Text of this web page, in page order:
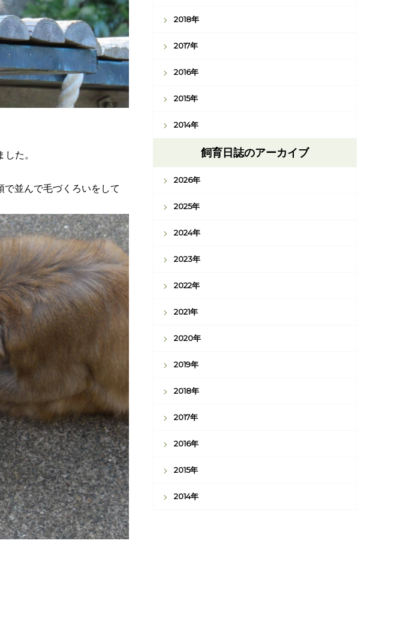
た。
並んで毛づくろいをして
2018年
2017年
2016年
2015年
2014年
飼育日誌のアーカイブ
2026年
2025年
2024年
2023年
2022年
2021年
2020年
2019年
2018年
2017年
2016年
2015年
2014年